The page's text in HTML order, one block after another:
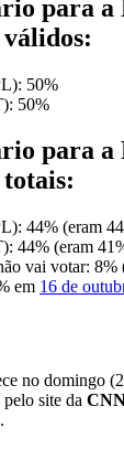
para a
50%
50%
para a
44% (eram
44% (eram
vai votar: 8%
em 16 de
no domingo
pelo site da
.